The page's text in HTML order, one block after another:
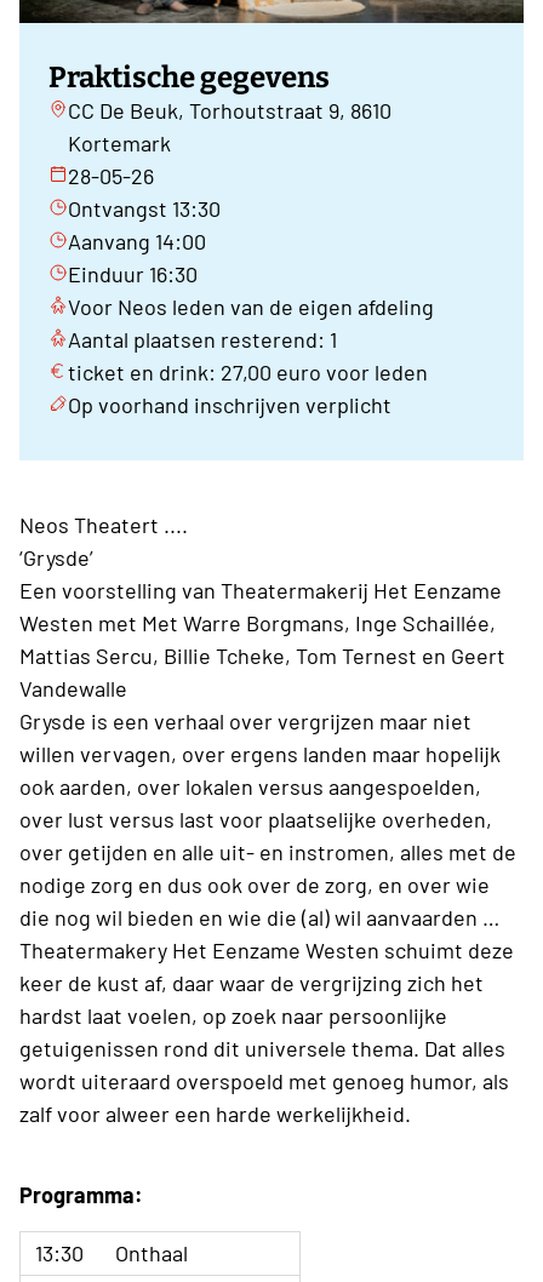
Praktische gegevens
CC De Beuk, Torhoutstraat 9, 8610
Kortemark
28-05-26
Ontvangst 13:30
Aanvang 14:00
Einduur 16:30
Voor Neos leden van de eigen afdeling
Aantal plaatsen resterend: 1
ticket en drink: 27,00 euro voor leden
Op voorhand inschrijven verplicht
Neos Theatert ....
‘Grysde’
Een voorstelling van Theatermakerij Het Eenzame
Westen met Met Warre Borgmans, Inge Schaillée,
Mattias Sercu, Billie Tcheke, Tom Ternest en Geert
Vandewalle
Grysde is een verhaal over vergrijzen maar niet
willen vervagen, over ergens landen maar hopelijk
ook aarden, over lokalen versus aangespoelden,
over lust versus last voor plaatselijke overheden,
over getijden en alle uit- en instromen, alles met de
nodige zorg en dus ook over de zorg, en over wie
die nog wil bieden en wie die (al) wil aanvaarden …
Theatermakery Het Eenzame Westen schuimt deze
keer de kust af, daar waar de vergrijzing zich het
hardst laat voelen, op zoek naar persoonlijke
getuigenissen rond dit universele thema. Dat alles
wordt uiteraard overspoeld met genoeg humor, als
zalf voor alweer een harde werkelijkheid.
Programma:
13:30
Onthaal